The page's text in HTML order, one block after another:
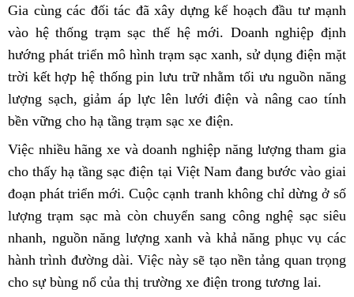
Gia cùng các đối tác đã xây dựng kế hoạch đầu tư mạnh
vào hệ thống trạm sạc thế hệ mới. Doanh nghiệp định
hướng phát triển mô hình trạm sạc xanh, sử dụng điện mặt
trời kết hợp hệ thống pin lưu trữ nhằm tối ưu nguồn năng
lượng sạch, giảm áp lực lên lưới điện và nâng cao tính
bền vững cho hạ tầng trạm sạc xe điện.
Việc nhiều hãng xe và doanh nghiệp năng lượng tham gia
cho thấy hạ tầng sạc điện tại Việt Nam đang bước vào giai
đoạn phát triển mới. Cuộc cạnh tranh không chỉ dừng ở số
lượng trạm sạc mà còn chuyển sang công nghệ sạc siêu
nhanh, nguồn năng lượng xanh và khả năng phục vụ các
hành trình đường dài. Việc này sẽ tạo nền tảng quan trọng
cho sự bùng nổ của thị trường xe điện trong tương lai.